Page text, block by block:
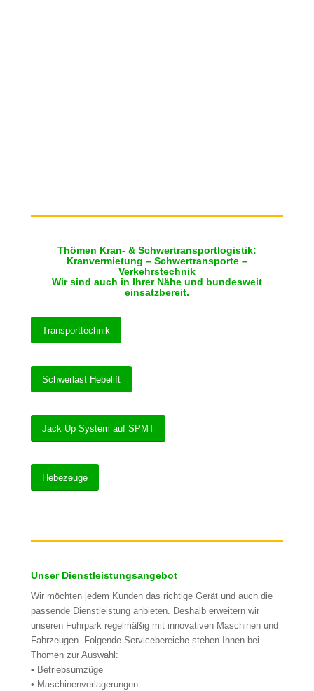
Thömen Kran- & Schwertransportlogistik:
Kranvermietung – Schwertransporte –
Verkehrstechnik
Wir sind auch in Ihrer Nähe und bundesweit
einsatzbereit.
Transporttechnik
Schwerlast Hebelift
Jack Up System auf SPMT
Hebezeuge
Unser Dienstleistungsangebot
Wir möchten jedem Kunden das richtige Gerät und auch die
passende Dienstleistung anbieten. Deshalb erweitern wir
unseren Fuhrpark regelmäßig mit innovativen Maschinen und
Fahrzeugen. Folgende Servicebereiche stehen Ihnen bei
Thömen zur Auswahl:
• Betriebsumzüge
• Maschinenverlagerungen